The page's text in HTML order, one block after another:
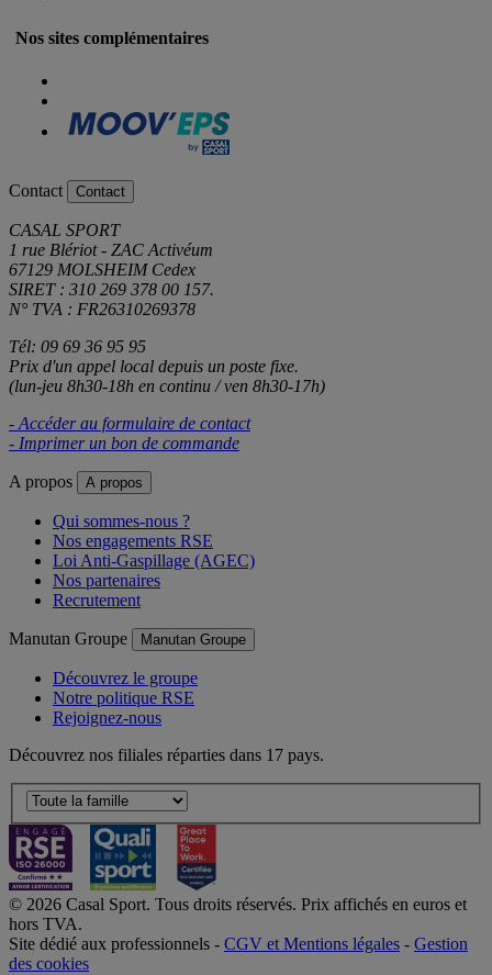
Nos sites complémentaires
Contact Contact
CASAL SPORT
1 rue Blériot - ZAC Activéum
67129 MOLSHEIM Cedex
SIRET : 310 269 378 00 157.
N° TVA : FR26310269378
Tél: 09 69 36 95 95
Prix d'un appel local depuis un poste fixe.
(lun-jeu 8h30-18h en continu / ven 8h30-17h)
- Accéder au formulaire de contact
- Imprimer un bon de commande
A propos A propos
Qui sommes-nous ?
Nos engagements RSE
Loi Anti-Gaspillage (AGEC)
Nos partenaires
Recrutement
Manutan Groupe Manutan Groupe
Découvrez le groupe
Notre politique RSE
Rejoignez-nous
Découvrez nos filiales réparties dans 17 pays.
© 2026 Casal Sport. Tous droits réservés. Prix affichés en euros et
hors TVA.
Site dédié aux professionnels - CGV et Mentions légales - Gestion
des cookies